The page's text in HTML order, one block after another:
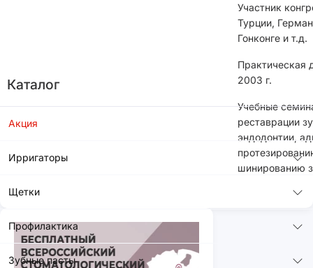
Каталог
Акция
Ирригаторы
Щетки
Профилактика
Зубные пасты
Участник
Турции,
Гонконге и т.д.
Практическая
2003 г.
Учебные
реставрации
эндодонтии,
шинированию